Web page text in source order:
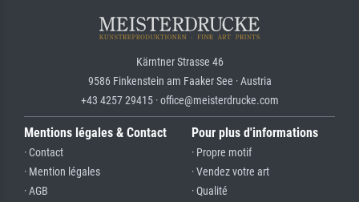
Kärntner Strasse 46
9586 Finkenstein am Faaker See · Austria
+43 4257 29415 · office@meisterdrucke.com
Mentions légales & Contact
· Contact
· Mention légales
· AGB
Pour plus d'informations
· Propre motif
· Vendez votre art
· Qualité